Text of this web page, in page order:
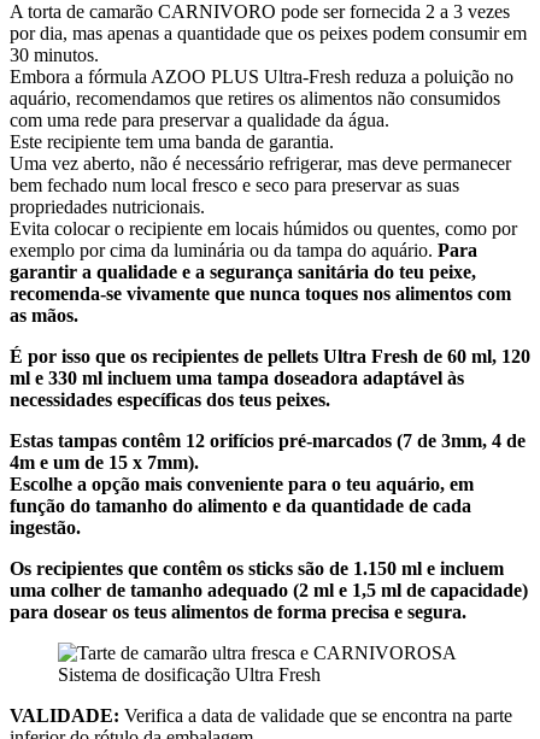
A torta de camarão CARNIVORO pode ser fornecida 2 a 3 vezes
por dia, mas apenas a quantidade que os peixes podem consumir em
30 minutos.
Embora a fórmula AZOO PLUS Ultra-Fresh reduza a poluição no
aquário, recomendamos que retires os alimentos não consumidos
com uma rede para preservar a qualidade da água.
Este recipiente tem uma banda de garantia.
Uma vez aberto, não é necessário refrigerar, mas deve permanecer
bem fechado num local fresco e seco para preservar as suas
propriedades nutricionais.
Evita colocar o recipiente em locais húmidos ou quentes, como por
exemplo por cima da luminária ou da tampa do aquário. Para
garantir a qualidade e a segurança sanitária do teu peixe,
recomenda-se vivamente que nunca toques nos alimentos com
as mãos.
É por isso que os recipientes de pellets Ultra Fresh de 60 ml, 120
ml e 330 ml incluem uma tampa doseadora adaptável às
necessidades específicas dos teus peixes.
Estas tampas contêm 12 orifícios pré-marcados (7 de 3mm, 4 de
4m e um de 15 x 7mm).
Escolhe a opção mais conveniente para o teu aquário, em
função do tamanho do alimento e da quantidade de cada
ingestão.
Os recipientes que contêm os sticks são de 1.150 ml e incluem
uma colher de tamanho adequado (2 ml e 1,5 ml de capacidade)
para dosear os teus alimentos de forma precisa e segura.
Sistema de dosificação Ultra Fresh
VALIDADE: Verifica a data de validade que se encontra na parte